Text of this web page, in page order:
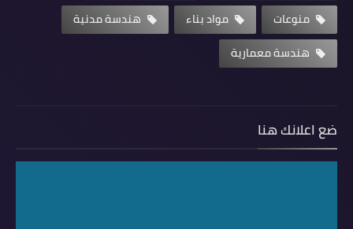
منوعات
مواد بناء
هندسة مدنية
هندسة معمارية
ضع اعلانك هنا